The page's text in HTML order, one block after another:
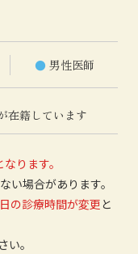
● 男性医師
在籍しています
ります。
場合があります。
の診療時間が変更と
い。